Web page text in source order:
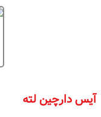
آیس دارچین لته